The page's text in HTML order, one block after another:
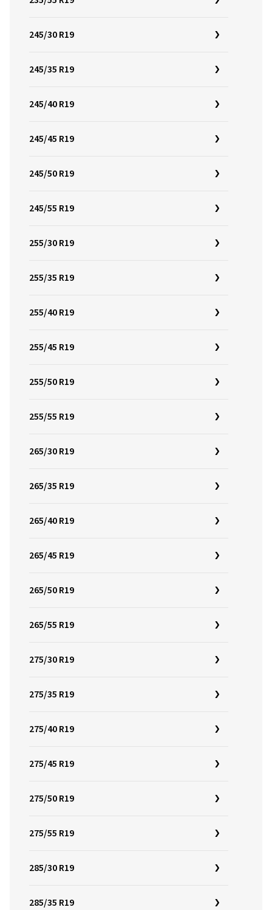
245/30 R19
245/35 R19
245/40 R19
245/45 R19
245/50 R19
245/55 R19
255/30 R19
255/35 R19
255/40 R19
255/45 R19
255/50 R19
255/55 R19
265/30 R19
265/35 R19
265/40 R19
265/45 R19
265/50 R19
265/55 R19
275/30 R19
275/35 R19
275/40 R19
275/45 R19
275/50 R19
275/55 R19
285/30 R19
285/35 R19